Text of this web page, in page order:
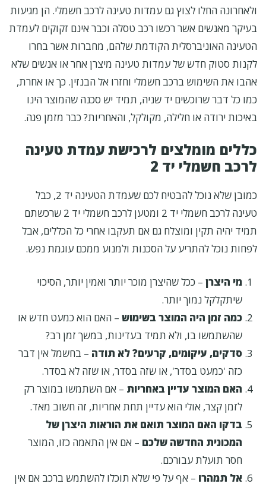
ולאחרונה החלו לצוץ גם עמדות טעינה לרכב חשמלי. הן מגיעות
בעיקר מאנשים אשר רכשו רכב טסלה וכבר אינם זקוקים לעמדת
הטעינה האוניברסלית הקודמת שלהם, מחברות אשר בחרו
לקנות סטוק חדש של עמדות טעינה מיצרן אחר או אנשים שלא
אהבו את השימוש ברכב חשמלי וחזרו אל הבנזין. כך או אחרת,
כמו כל דבר שרוכשים יד שניה, תמיד יש סכנה שהמוצר הינו
באיכות ירודה או חלילה, מקולקל, והאחריות? כבר מזמן פגה.
כללים מומלצים לרכישת עמדת טעינה
לרכב חשמלי יד 2
כמובן שלא נוכל להבטיח לכם שעמדת הטעינה יד 2, כבל
טעינה לרכב חשמלי יד 2 ומטען לרכב חשמלי יד 2 שרכשתם
תמיד יהיה תקין ומוצלח גם אם תעקבו אחרי כל הכללים, אבל
לפחות נוכל להתריע על הסכנות ולמנוע ממכם עוגמת נפש.
מי היצרן – ככל שהיצרן מוכר יותר ואמין יותר, הסיכוי
שיתקלקל נמוך יותר.
כמה זמן היה המוצר בשימוש – האם הוא כמעט חדש או
שהשתמשו בו, ולא תמיד בעדינות, במשך זמן רב?
סדקים, עיקומים, קרעים? לא תודה – בחשמל אין דבר
כזה 'כמעט בסדר', או שזה בסדר, או שזה לא בסדר.
האם המוצר עדיין באחריות – אם השתמשו במוצר רק
לזמן קצר, אולי הוא עדיין תחת אחריות, זה חשוב מאד.
בדקו האם המוצר תואם את הוראות היצרן של
המכונית החדשה שלכם – אם אין התאמה כזו, המוצר
חסר תועלת עבורכם.
אל תמהרו – אף על פי שלא תוכלו להשתמש ברכב אם אין